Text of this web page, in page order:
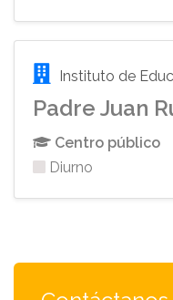
Instituto de
Padre Juan
Centro público
Diurno